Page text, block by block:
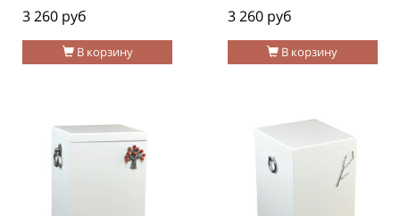
В корзину
3 260 руб
В корзину
3 260 руб